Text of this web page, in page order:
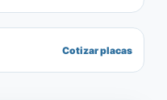
Cotizar placas